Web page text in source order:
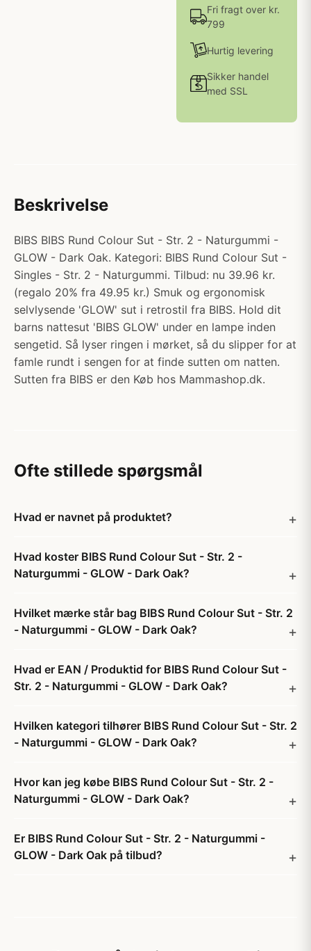
Fri fragt over kr.
799
Hurtig levering
Sikker handel
med SSL
Beskrivelse
BIBS BIBS Rund Colour Sut - Str. 2 - Naturgummi -
GLOW - Dark Oak. Kategori: BIBS Rund Colour Sut -
Singles - Str. 2 - Naturgummi. Tilbud: nu 39.96 kr.
(regalo 20% fra 49.95 kr.) Smuk og ergonomisk
selvlysende 'GLOW' sut i retrostil fra BIBS. Hold dit
barns nattesut 'BIBS GLOW' under en lampe inden
sengetid. Så lyser ringen i mørket, så du slipper for at
famle rundt i sengen for at finde sutten om natten.
Sutten fra BIBS er den Køb hos Mammashop.dk.
Ofte stillede spørgsmål
Hvad er navnet på produktet?
Hvad koster BIBS Rund Colour Sut - Str. 2 -
Naturgummi - GLOW - Dark Oak?
Hvilket mærke står bag BIBS Rund Colour Sut - Str. 2
- Naturgummi - GLOW - Dark Oak?
Hvad er EAN / Produktid for BIBS Rund Colour Sut -
Str. 2 - Naturgummi - GLOW - Dark Oak?
Hvilken kategori tilhører BIBS Rund Colour Sut - Str. 2
- Naturgummi - GLOW - Dark Oak?
Hvor kan jeg købe BIBS Rund Colour Sut - Str. 2 -
Naturgummi - GLOW - Dark Oak?
Er BIBS Rund Colour Sut - Str. 2 - Naturgummi -
GLOW - Dark Oak på tilbud?